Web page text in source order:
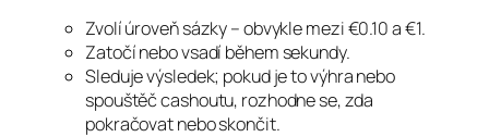
Zvolí úroveň sázky – obvykle mezi €0.10 a €1.
Zatočí nebo vsadí během sekundy.
Sleduje výsledek; pokud je to výhra nebo
spouštěč cashoutu, rozhodne se, zda
pokračovat nebo skončit.